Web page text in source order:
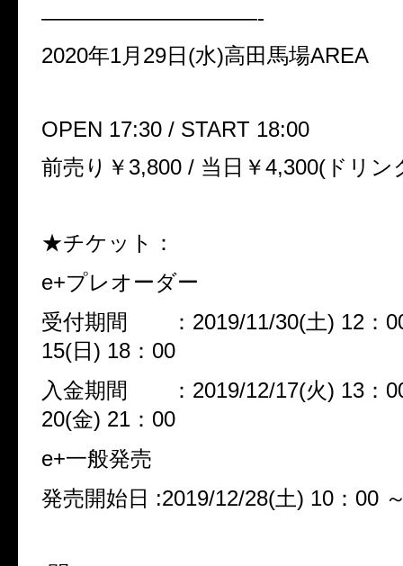
——————————-
2020年1月29日(水)高田馬場AREA
OPEN 17:30 / START 18:00
前売り￥3,800 / 当日￥4,300(ドリン
★チケット：
e+プレオーダー
受付期間 ：2019/11/30(土) 12：
15(日) 18：00
入金期間 ：2019/12/17(火) 13：
20(金) 21：00
e+一般発売
発売開始日 :2019/12/28(土) 10：00